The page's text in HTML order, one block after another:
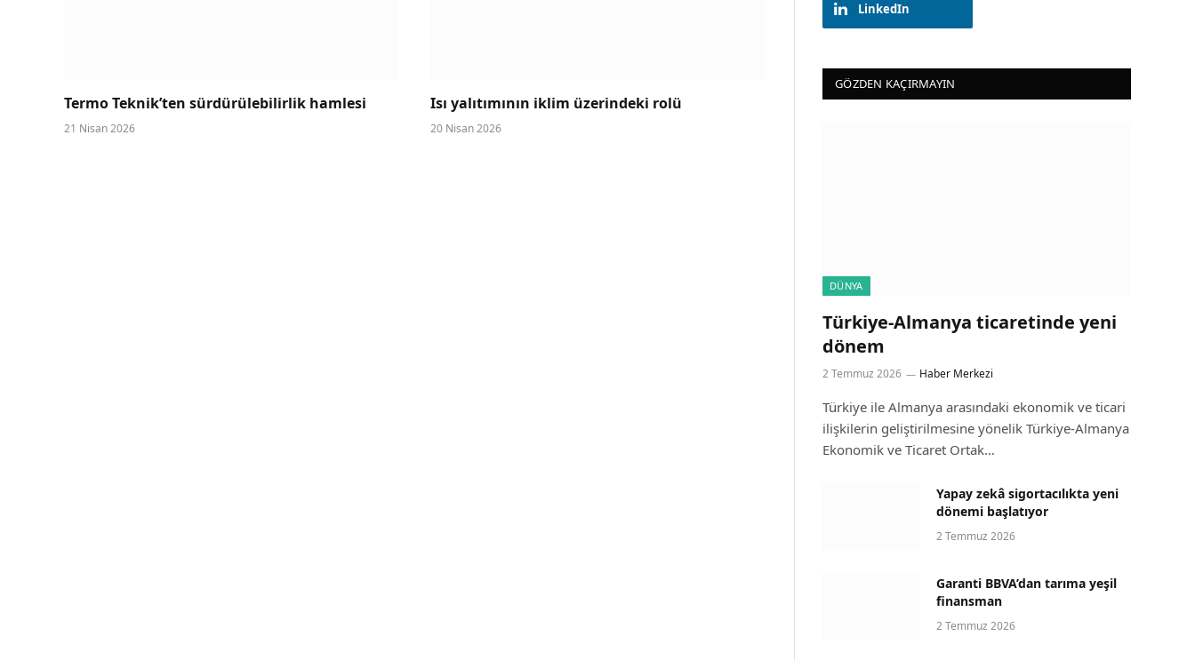
Termo Teknik’ten sürdürülebilirlik hamlesi
21 Nisan 2026
Isı yalıtımının iklim üzerindeki rolü
20 Nisan 2026
LinkedIn
GÖZDEN KAÇIRMAYIN
DÜNYA
Türkiye-Almanya ticaretinde yeni
dönem
2 Temmuz 2026 Haber Merkezi
Türkiye ile Almanya arasındaki ekonomik ve ticari
ilişkilerin geliştirilmesine yönelik Türkiye-Almanya
Ekonomik ve Ticaret Ortak…
Yapay zekâ sigortacılıkta yeni
dönemi başlatıyor
2 Temmuz 2026
Garanti BBVA’dan tarıma yeşil
finansman
2 Temmuz 2026